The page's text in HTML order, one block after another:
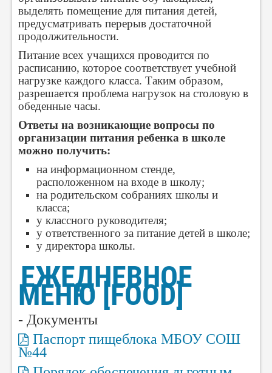
выделять помещение для питания детей,
предусматривать перерыв достаточной
продолжительности.
Питание всех учащихся проводится по
расписанию, которое соответствует учебной
нагрузке каждого класса. Таким образом,
разрешается проблема нагрузок на столовую в
обеденные часы.
Ответы на возникающие вопросы по
организации питания ребенка в школе
можно получить:
на информационном стенде,
расположенном на входе в школу;
на родительском собраниях школы и
класса;
у классного руководителя;
у ответственного за питание детей в школе;
у директора школы.
ЕЖЕДНЕВНОЕ
МЕНЮ [FOOD]
- Документы
Паспорт пищеблока МБОУ СОШ
№44